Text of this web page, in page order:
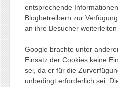
entsprechende
Blogbetreibern zur
an ihre Besucher
Google brachte unter
Einsatz der Cookies keine
sei, da er für die
unbedingt erforderlich sei.